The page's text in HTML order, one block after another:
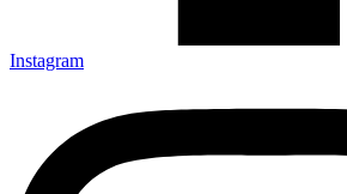
Instagram